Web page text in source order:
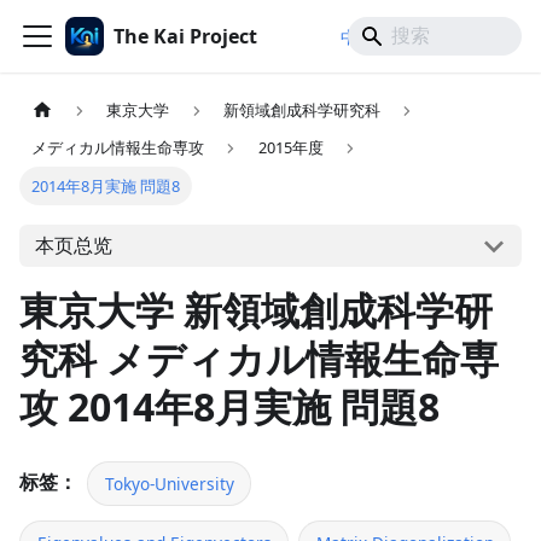
The Kai Project 中文/ 日本語
東京大学
新領域創成科学研究科
メディカル情報生命専攻
2015年度
2014年8月実施 問題8
本页总览
東京大学 新領域創成科学研
究科 メディカル情報生命専
攻 2014年8月実施 問題8
标签： Tokyo-University